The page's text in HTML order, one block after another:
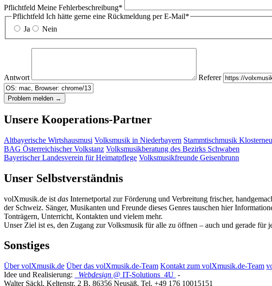
Pflichtfeld Meine Fehlerbeschreibung*
Pflichtfeld Ich hätte gerne eine Rückmeldung per E-Mail*
Ja
Nein
Antwort Referer
Unsere Kooperations-Partner
Altbayerische Wirtshausmusi Volksmusik in Niederbayern Stammtischmusik
BAG Österreichischer Volkstanz Volksmusikberatung des Bezirks Schwaben
Bayerischer Landesverein für Heimatpflege Volksmusikfreunde Geisenbrunn
Unser Selbstverständnis
volXmusik.de ist das Internetportal zur Förderung und Verbreitung frischer,
der Schweiz. Sänger, Musikanten und Freunde dieses Genres tauschen hier
Tonträgern, Unterricht, Kontakten und vielem mehr.
Unser Ziel ist es, den Zugang zur Volksmusik für alle zu öffnen – auch und gerade für
Sonstiges
Über volXmusik.de Über das volXmusik.de-Team Kontakt zum volXmusik.de-Team
Idee und Realisierung:
Webdesign @ IT-Solutions 4U -
Walter Säckl, Keltenstr. 2 B, 86356 Neusäß, Tel. +49 176 10015151